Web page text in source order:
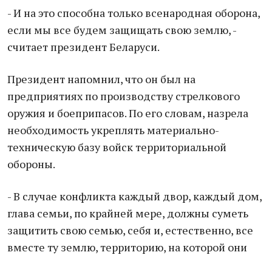
- И на это способна только всенародная оборона,
если мы все будем защищать свою землю, -
считает президент Беларуси.
Президент напомнил, что он был на
предприятиях по производству стрелкового
оружия и боеприпасов. По его словам, назрела
необходимость укреплять материально-
техническую базу войск территориальной
обороны.
- В случае конфликта каждый двор, каждый дом,
глава семьи, по крайней мере, должны суметь
защитить свою семью, себя и, естественно, все
вместе ту землю, территорию, на которой они